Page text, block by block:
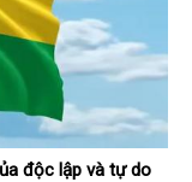
độc lập và tự do